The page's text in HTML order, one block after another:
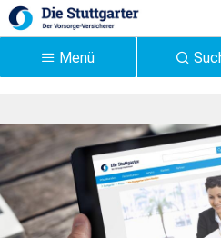
Zum Hauptinhalt springen
Menü
Stuttgarter
mit easi -